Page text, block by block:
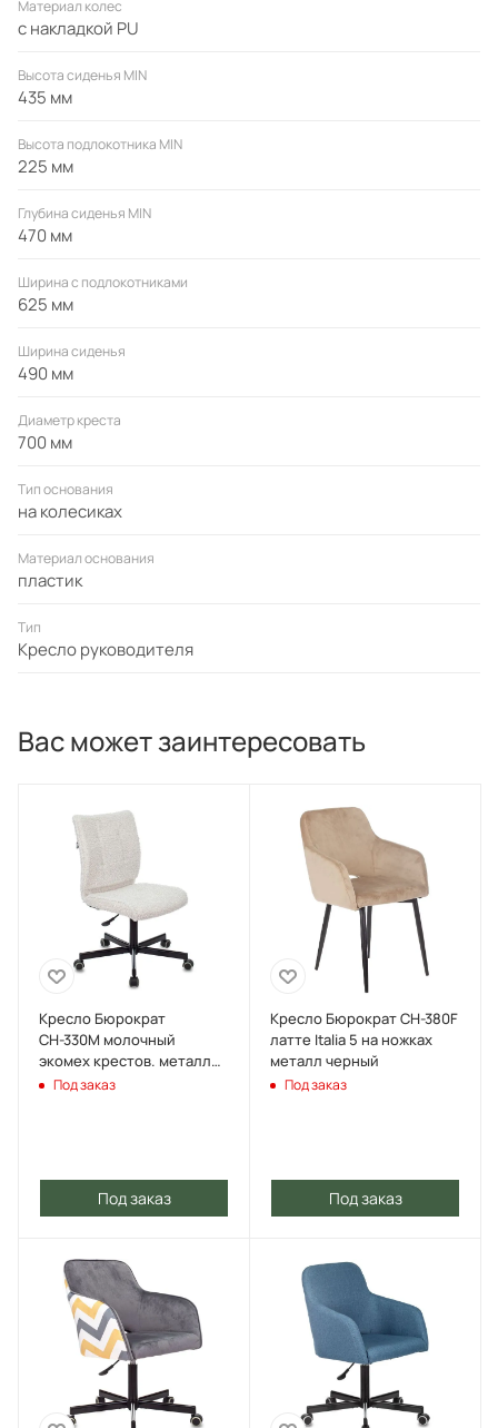
Материал колес
с накладкой PU
Высота сиденья MIN
435 мм
Высота подлокотника MIN
225 мм
Глубина сиденья MIN
470 мм
Ширина с подлокотниками
625 мм
Ширина сиденья
490 мм
Диаметр креста
700 мм
Тип основания
на колесиках
Материал основания
пластик
Тип
Кресло руководителя
Вас может заинтересовать
Кресло Бюрократ
СН-330М молочный
экомех крестов. металл
черный
Под заказ
Под заказ
Кресло Бюрократ CH-380F
латте Italia 5 на ножках
металл черный
Под заказ
Под заказ